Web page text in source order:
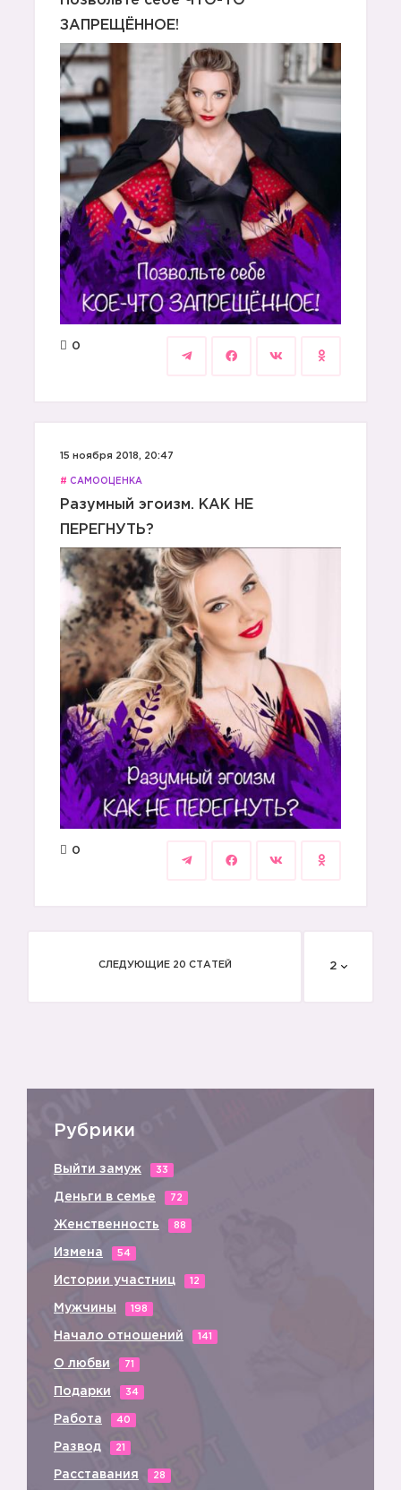
ЗАПРЕЩЁННОЕ!
0
15 ноября 2018, 20:47
# САМООЦЕНКА
Разумный эгоизм. КАК НЕ
ПЕРЕГНУТЬ?
0
СЛЕДУЮЩИЕ 20 СТАТЕЙ 2
Рубрики
Выйти замуж 33
Деньги в семье 72
Женственность 88
Измена 54
Истории участниц 12
Мужчины 198
Начало отношений 141
О любви 71
Подарки 34
Работа 40
Развод 21
Расставания 28